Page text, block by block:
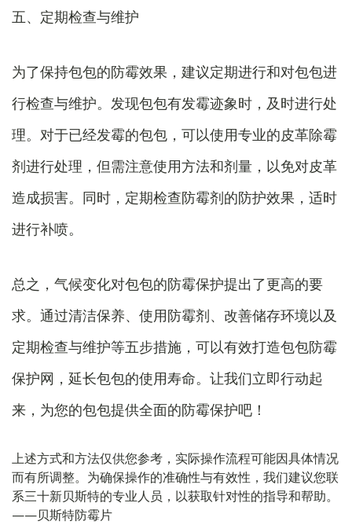
五、定期检查与维护
为了保持包包的防霉效果，建议定期进行和对包包进
行检查与维护。发现包包有发霉迹象时，及时进行处
理。对于已经发霉的包包，可以使用专业的皮革除霉
剂进行处理，但需注意使用方法和剂量，以免对皮革
造成损害。同时，定期检查防霉剂的防护效果，适时
进行补喷。
总之，气候变化对包包的防霉保护提出了更高的要
求。通过清洁保养、使用防霉剂、改善储存环境以及
定期检查与维护等五步措施，可以有效打造包包防霉
保护网，延长包包的使用寿命。让我们立即行动起
来，为您的包包提供全面的防霉保护吧！
上述方式和方法仅供您参考，实际操作流程可能因具体情况
而有所调整。为确保操作的准确性与有效性，我们建议您联
系三十新贝斯特的专业人员，以获取针对性的指导和帮助。
——贝斯特防霉片